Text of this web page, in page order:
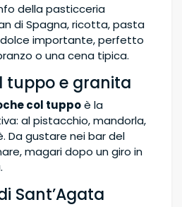
della pasticceria
di Spagna, ricotta, pasta
dolce importante, perfetto
o una cena tipica.
tuppo e granita
col tuppoè la
al pistacchio, mandorla,
Da gustare nei bar del
magari dopo un giro in
Sant’Agata